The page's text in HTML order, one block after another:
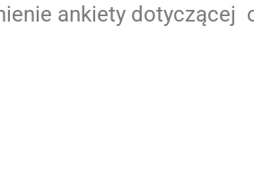
ankiety dotyczącej